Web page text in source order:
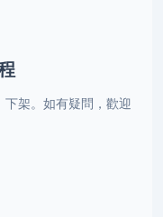
架。如有疑問，歡迎